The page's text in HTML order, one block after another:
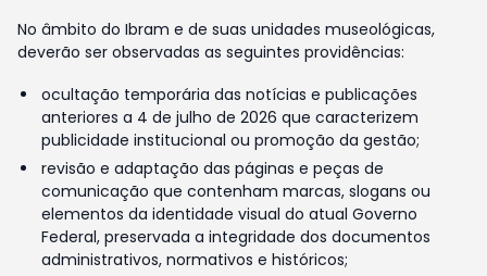
No âmbito do Ibram e de suas unidades museológicas,
deverão ser observadas as seguintes providências:
ocultação temporária das notícias e publicações
anteriores a 4 de julho de 2026 que caracterizem
publicidade institucional ou promoção da gestão;
revisão e adaptação das páginas e peças de
comunicação que contenham marcas, slogans ou
elementos da identidade visual do atual Governo
Federal, preservada a integridade dos documentos
administrativos, normativos e históricos;